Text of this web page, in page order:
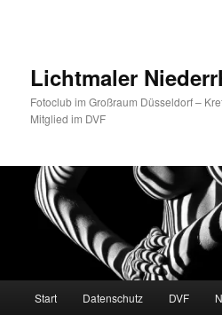
Lichtmaler
Fotoclub im Großraum Düsseldorf –
Mitglied im DVF
Start Datenschutz DVF